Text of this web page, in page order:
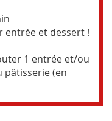
entrée et dessert !
1 entrée et/ou
pâtisserie (en